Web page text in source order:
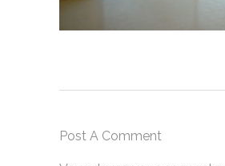
Post A Comment